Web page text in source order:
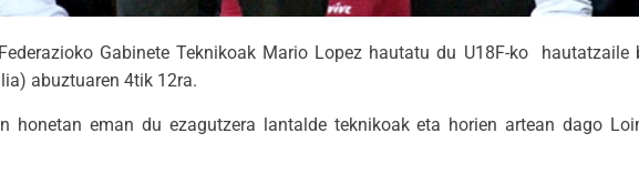
Gabinete Teknikoak Mario Lopez hautatu du U18F-ko hautatzaile
abuztuaren 4tik 12ra.
honetan eman du ezagutzera lantalde teknikoak eta horien artean dago